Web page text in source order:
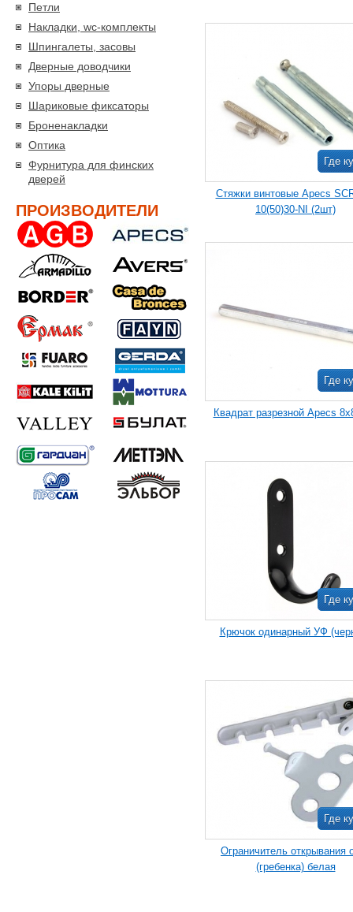
Петли
Накладки, wc-комплекты
Шпингалеты, засовы
Дверные доводчики
Упоры дверные
Шариковые фиксаторы
Броненакладки
Оптика
Фурнитура для финских
дверей
ПРОИЗВОДИТЕЛИ
Где
Стяжки винтовые Apecs
10(50)30-NI (2шт)
Где
Квадрат разрезной Apecs
Где
Крючок одинарный УФ
Где
Ограничитель открывания
(гребенка) белая